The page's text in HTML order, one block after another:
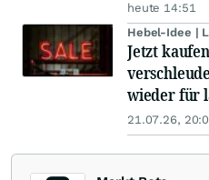
heute 14:51
Hebel-Idee |
Jetzt
wieder für
21.07.26,